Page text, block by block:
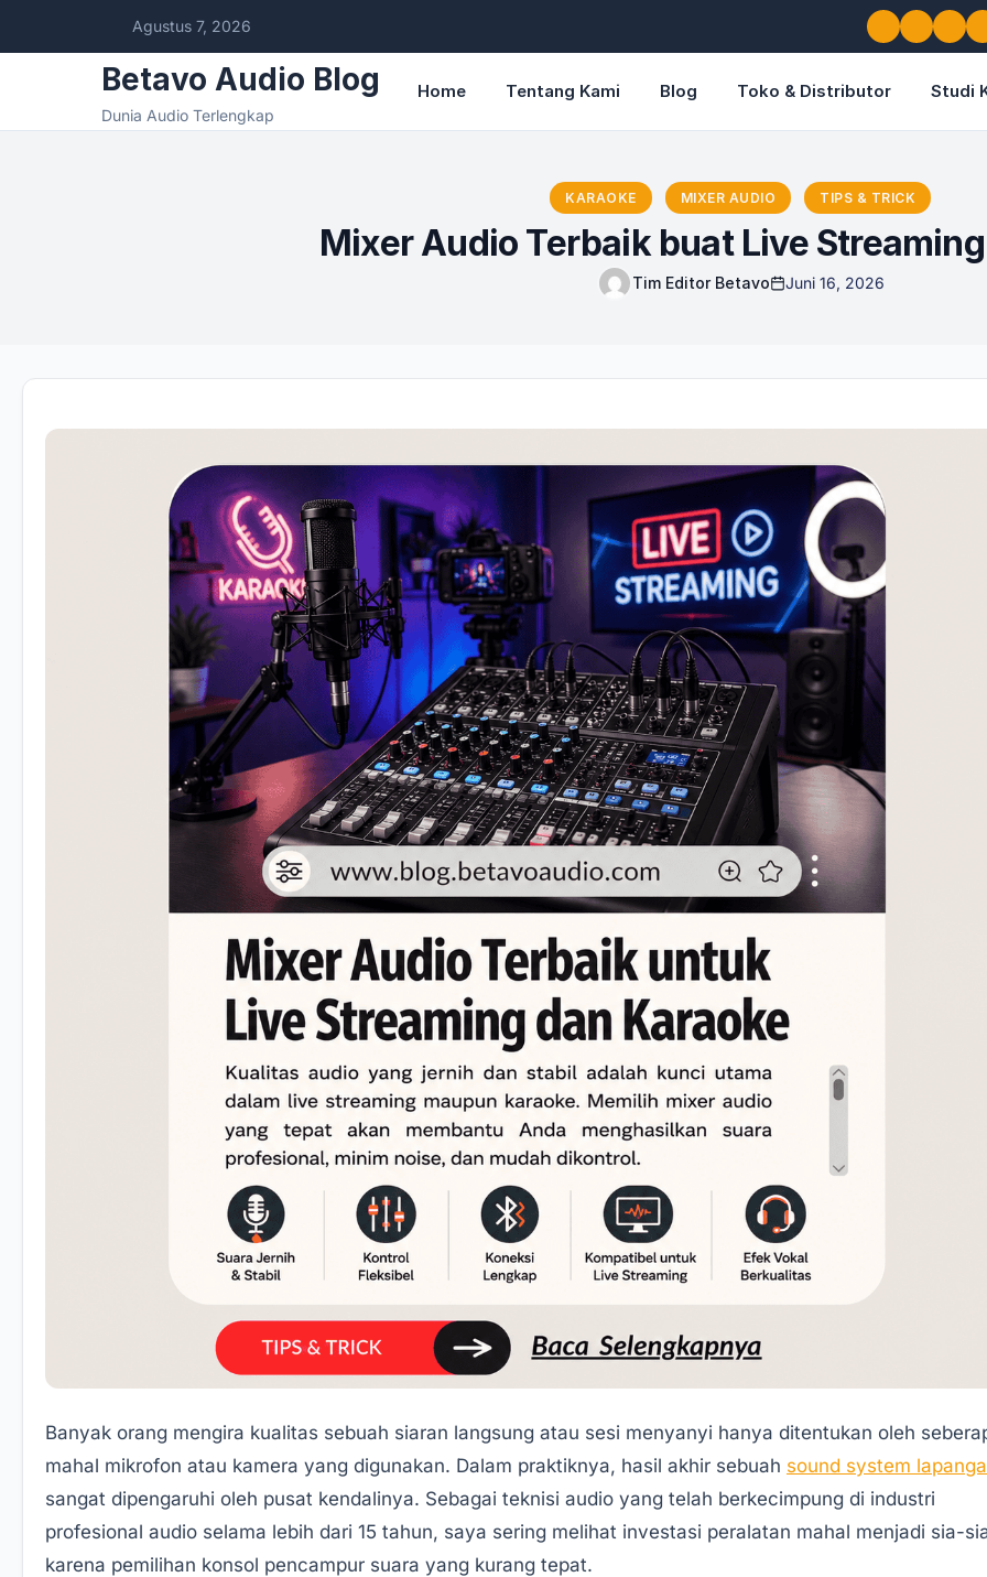
Agustus 7, 2026
Betavo Audio Blog
Dunia Audio Terlengkap
Home Tentang Kami Blog Toko & Distributor Studi
KARAOKE MIXER AUDIO TIPS & TRICK
Mixer Audio Terbaik buat Live
Tim Editor Betavo Juni 16, 2026
Banyak orang mengira kualitas sebuah siaran langsung atau sesi menyanyi hanya ditentukan oleh
mahal mikrofon atau kamera yang digunakan. Dalam praktiknya, hasil akhir sebuah sound system
sangat dipengaruhi oleh pusat kendalinya. Sebagai teknisi audio yang telah berkecimpung di industri
profesional audio selama lebih dari 15 tahun, saya sering melihat investasi peralatan mahal menjadi sia-
karena pemilihan konsol pencampur suara yang kurang tepat.